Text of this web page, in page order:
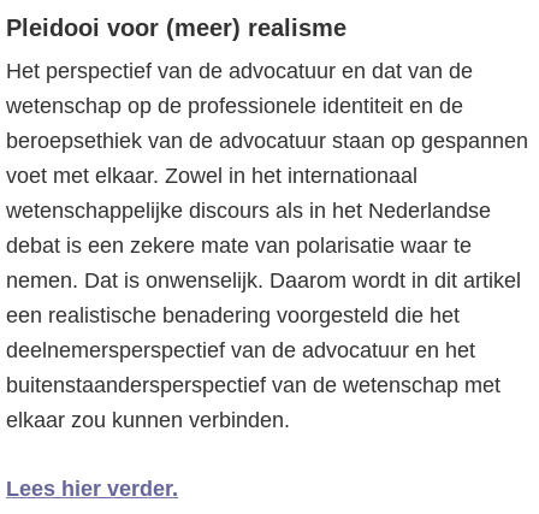
Pleidooi voor (meer) realisme
Het perspectief van de advocatuur en dat van de
wetenschap op de professionele identiteit en de
beroepsethiek van de advocatuur staan op gespannen
voet met elkaar. Zowel in het internationaal
wetenschappelijke discours als in het Nederlandse
debat is een zekere mate van polarisatie waar te
nemen. Dat is onwenselijk. Daarom wordt in dit artikel
een realistische benadering voorgesteld die het
deelnemersperspectief van de advocatuur en het
buitenstaandersperspectief van de wetenschap met
elkaar zou kunnen verbinden.
Lees hier verder.